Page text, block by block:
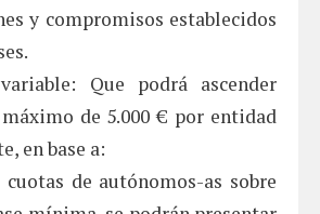
y compromisos establecidos
Que podrá ascender
de 5.000 € por entidad
en base a:
cuotas de autónomos-as sobre